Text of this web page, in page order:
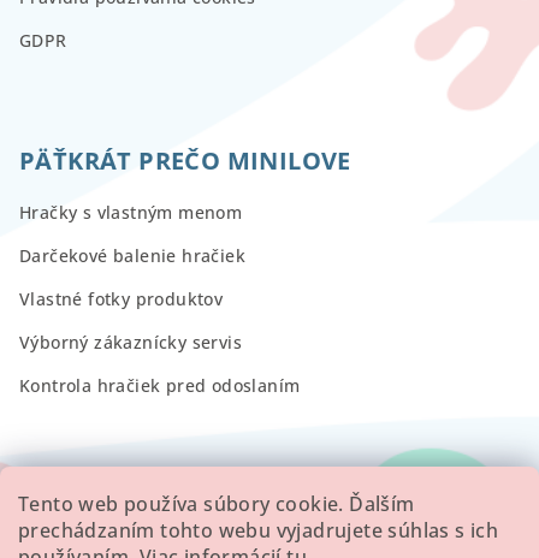
Tento web používa súbory cookie. Ďalším
prechádzaním tohto webu vyjadrujete súhlas s ich
GDPR
PÄŤKRÁT PREČO MINILOVE
Hračky s vlastným menom
Darčekové balenie hračiek
Vlastné fotky produktov
Výborný zákaznícky servis
Kontrola hračiek pred odoslaním
RECENZIE